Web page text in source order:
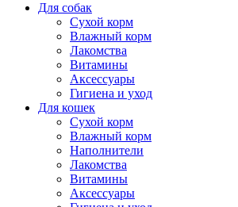
Для собак
Сухой корм
Влажный корм
Лакомства
Витамины
Аксессуары
Гигиена и уход
Для кошек
Сухой корм
Влажный корм
Наполнители
Лакомства
Витамины
Аксессуары